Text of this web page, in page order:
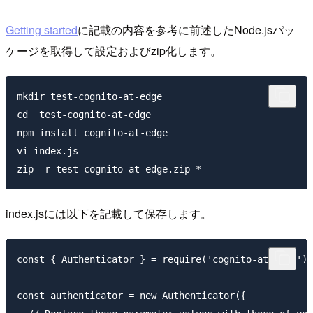
Getting startedに記載の内容を参考に前述したNode.jsパッ
ケージを取得して設定およびzip化します。
mkdir test-cognito-at-edge
cd  test-cognito-at-edge
npm install cognito-at-edge
vi index.js
index.jsには以下を記載して保存します。
const { Authenticator } = require('cognito-at-edge');
const authenticator = new Authenticator({